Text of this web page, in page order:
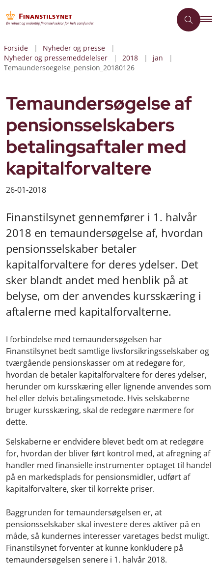
Forside
Nyheder og presse
Nyheder og pressemeddelelser
2018
jan
Temaundersoegelse_pension_20180126
Temaundersøgelse af
pensionsselskabers
betalingsaftaler med
kapitalforvaltere
26-01-2018
Finanstilsynet gennemfører i 1. halvår
2018 en temaundersøgelse af, hvordan
pensionsselskaber betaler
kapitalforvaltere for deres ydelser. Det
sker blandt andet med henblik på at
belyse, om der anvendes kursskæring i
aftalerne med kapitalforvalterne.
I forbindelse med temaundersøgelsen har
Finanstilsynet bedt samtlige livsforsikringsselskaber og
tværgående pensionskasser om at redegøre for,
hvordan de betaler kapitalforvaltere for deres ydelser,
herunder om kursskæring eller lignende anvendes som
hel eller delvis betalingsmetode. Hvis selskaberne
bruger kursskæring, skal de redegøre nærmere for
dette.
Selskaberne er endvidere blevet bedt om at redegøre
for, hvordan der bliver ført kontrol med, at afregning af
handler med finansielle instrumenter optaget til handel
på en markedsplads for pensionsmidler, udført af
kapitalforvaltere, sker til korrekte priser.
Baggrunden for temaundersøgelsen er, at
pensionsselskaber skal investere deres aktiver på en
måde, så kundernes interesser varetages bedst muligt.
Finanstilsynet forventer at kunne konkludere på
temaundersøgelsen senere i 1. halvår 2018.